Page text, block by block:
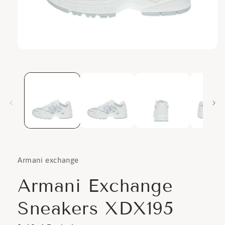
Armani exchange
Armani Exchange
Sneakers XDX195